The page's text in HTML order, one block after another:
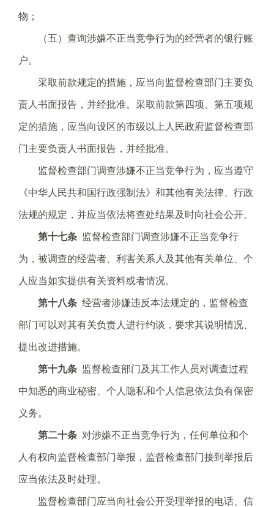
物；
（五）查询涉嫌不正当竞争行为的经营者的银行账
户。
采取前款规定的措施，应当向监督检查部门主要负
责人书面报告，并经批准。采取前款第四项、第五项规
定的措施，应当向设区的市级以上人民政府监督检查部
门主要负责人书面报告，并经批准。
监督检查部门调查涉嫌不正当竞争行为，应当遵守
《中华人民共和国行政强制法》和其他有关法律、行政
法规的规定，并应当依法将查处结果及时向社会公开。
第十七条 监督检查部门调查涉嫌不正当竞争行
为，被调查的经营者、利害关系人及其他有关单位、个
人应当如实提供有关资料或者情况。
第十八条 经营者涉嫌违反本法规定的，监督检查
部门可以对其有关负责人进行约谈，要求其说明情况、
提出改进措施。
第十九条 监督检查部门及其工作人员对调查过程
中知悉的商业秘密、个人隐私和个人信息依法负有保密
义务。
第二十条 对涉嫌不正当竞争行为，任何单位和个
人有权向监督检查部门举报，监督检查部门接到举报后
应当依法及时处理。
监督检查部门应当向社会公开受理举报的电话、信